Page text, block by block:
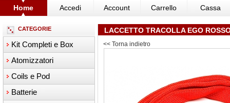
Home Accedi Account Carrello Cassa
CATEGORIE
Kit Completi e Box
Atomizzatori
Coils e Pod
Batterie
LACCETTO TRACOLLA EGO
<< Torna indietro